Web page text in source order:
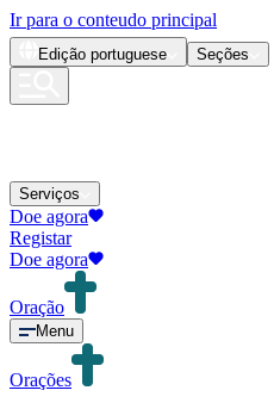
Ir para o conteudo principal
Edição portuguese Seções
Serviços
Doe agora
Registar
Doe agora
Oração
Menu
Orações